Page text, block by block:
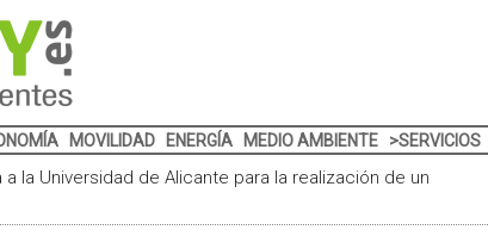
MOVILIDAD ENERGÍA MEDIO AMBIENTE >SERVICIOS
a la Universidad de Alicante para la realización de un